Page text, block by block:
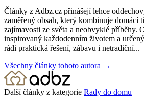
Články z Adbz.cz přinášejí lehce
zaměřený obsah, který kombinuje domácí
zajímavosti ze světa a neobvyklé příběhy.
inspirovaný každodenním životem a
rádi praktická řešení, zábavu i netradiční...
Všechny články tohoto autora →
Další články z kategorie Rady do domu